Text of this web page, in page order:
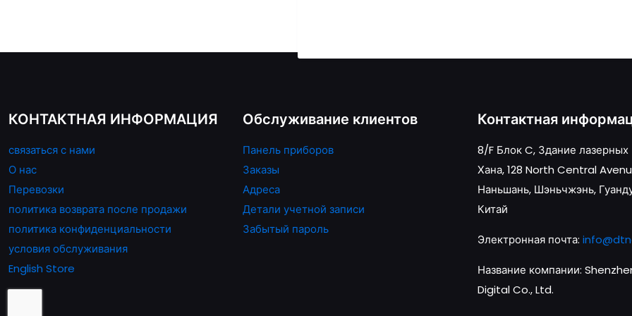
Опции
странице
КОНТАКТНАЯ ИНФОРМАЦИЯ
связаться с нами
О нас
Перевозки
политика возврата после продажи
политика конфиденциальности
условия обслуживания
English Store
Обслуживание клиентов
Панель приборов
Заказы
Адреса
Детали учетной записи
Забытый пароль
Контактная
8/F Блок C, Здание
Хана, 128 North Central
Наньшань, Шэньчжэнь,
Китай
Электронная почта:
Название компании:
Digital Co., Ltd.